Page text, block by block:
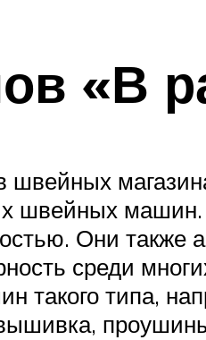
«В
швейных
Они также
среди
такого типа,